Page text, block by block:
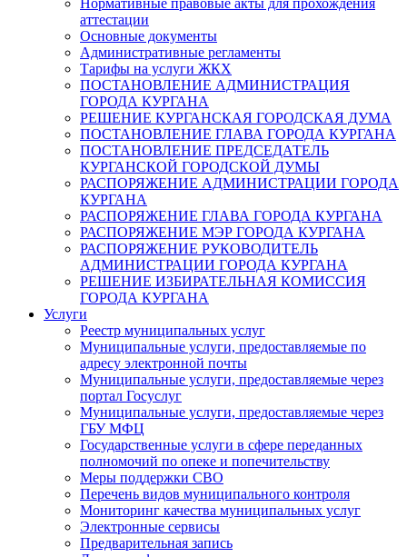
Нормативные правовые акты для прохождения
аттестации
Основные документы
Административные регламенты
Тарифы на услуги ЖКХ
ПОСТАНОВЛЕНИЕ АДМИНИСТРАЦИЯ
ГОРОДА КУРГАНА
РЕШЕНИЕ КУРГАНСКАЯ ГОРОДСКАЯ ДУМА
ПОСТАНОВЛЕНИЕ ГЛАВА ГОРОДА КУРГАНА
ПОСТАНОВЛЕНИЕ ПРЕДСЕДАТЕЛЬ
КУРГАНСКОЙ ГОРОДСКОЙ ДУМЫ
РАСПОРЯЖЕНИЕ АДМИНИСТРАЦИИ ГОРОДА
КУРГАНА
РАСПОРЯЖЕНИЕ ГЛАВА ГОРОДА КУРГАНА
РАСПОРЯЖЕНИЕ МЭР ГОРОДА КУРГАНА
РАСПОРЯЖЕНИЕ РУКОВОДИТЕЛЬ
АДМИНИСТРАЦИИ ГОРОДА КУРГАНА
РЕШЕНИЕ ИЗБИРАТЕЛЬНАЯ КОМИССИЯ
ГОРОДА КУРГАНА
Услуги
Реестр муниципальных услуг
Муниципальные услуги, предоставляемые по
адресу электронной почты
Муниципальные услуги, предоставляемые через
портал Госуслуг
Муниципальные услуги, предоставляемые через
ГБУ МФЦ
Государственные услуги в сфере переданных
полномочий по опеке и попечительству
Меры поддержки СВО
Перечень видов муниципального контроля
Мониторинг качества муниципальных услуг
Электронные сервисы
Предварительная запись